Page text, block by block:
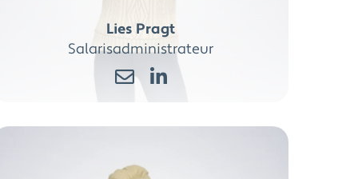
Lies Pragt
Salarisadministrateur